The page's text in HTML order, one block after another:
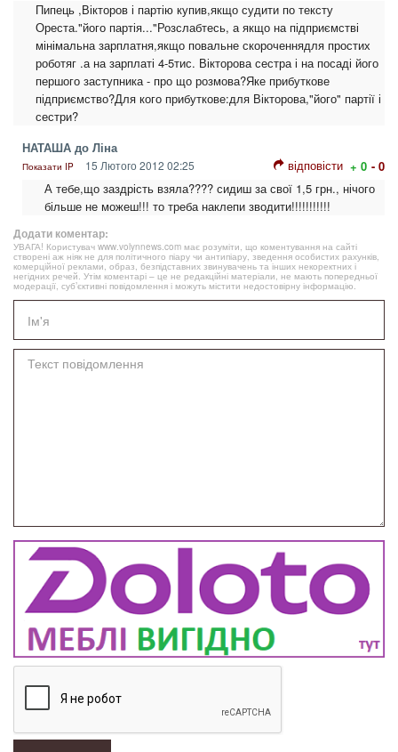
Пипець ,Вікторов і партію купив,якщо судити по тексту
Ореста."його партія..."Розслабтесь, а якщо на підприємстві
мінімальна зарплатня,якщо повальне скороченнядля простих
роботяг .а на зарплаті 4-5тис. Вікторова сестра і на посаді його
першого заступника - про що розмова?Яке прибуткове
підприємство?Для кого прибуткове:для Вікторова,"його" партії і
сестри?
НАТАША до Ліна
Показати IP 15 Лютого 2012 02:25 відповісти + 0 - 0
А тебе,що заздрість взяла???? сидиш за свої 1,5 грн., нічого
більше не можеш!!! то треба наклепи зводити!!!!!!!!!!!
Додати коментар:
УВАГА! Користувач www.volynnews.com має розуміти, що коментування на сайті
створені аж ніяк не для політичного піару чи антипіару, зведення особистих рахунків,
комерційної реклами, образ, безпідставних звинувачень та інших некоректних і
негідних речей. Утім коментарі – це не редакційні матеріали, не мають попередньої
модерації, суб’єктивні повідомлення і можуть містити недостовірну інформацію.